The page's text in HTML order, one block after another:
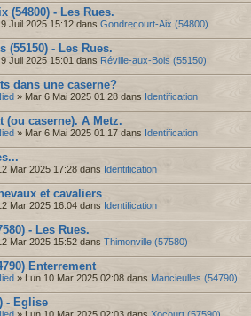
(54800) - Les Rues.
Juil 2025 15:12 dans Gondrecourt-Aix (54800)
(55150) - Les Rues.
Juil 2025 15:01 dans Réville-aux-Bois (55150)
dans une caserne?
» Mar 6 Mai 2025 01:28 dans Identification
(ou caserne). A Metz.
» Mar 6 Mai 2025 01:17 dans Identification
Mar 2025 17:28 dans Identification
et cavaliers
Mar 2025 16:04 dans Identification
- Les Rues.
Mar 2025 15:52 dans Thimonville (57580)
Enterrement
» Lun 10 Mar 2025 02:08 dans Mancieulles (54790)
- Eglise
» Lun 10 Mar 2025 02:03 dans Xocourt (57590)